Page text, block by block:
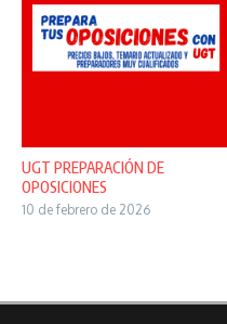
UGT PREPARACIÓN DE
OPOSICIONES
10 de febrero de 2026